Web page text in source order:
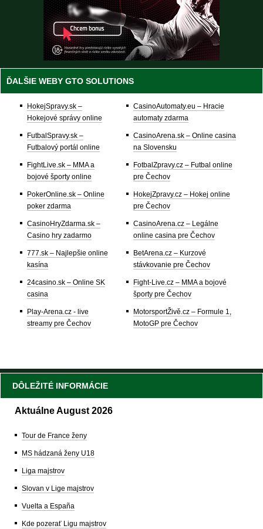
ĎALŠIE WEBY GTO SOLUTIONS
HokejSpravy.sk –
Hokejové správy online
FutbalSpravy.sk –
Futbalový portál online
FightLive.sk – MMA a
bojové športy online
PokerOnline.sk – Online
poker zdarma
CasinoHryZdarma.sk –
Casino hry zadarmo
777.sk – Najlepšie online
kasína
24casino.sk – Online SK
casina
Play-Arena.cz - live
streamy pre Čechov
CasinoAutomaty.eu – Hracie
automaty zdarma
CasinoArena.sk – Online casina
na Slovensku
FotbalZpravy.cz – Futbal online
pre Čechov
HokejZpravy.cz – Hokej online
pre Čechov
CasinoArena.cz – Legálne
online casina pre Čechov
BetArena.cz – Kurzové
stávkovanie pre Čechov
Fight-Live.cz – MMA a bojové
športy pre Čechov
MotorsportŽivě.cz – Formule 1,
MotoGP pre Čechov
DÔLEŽITÉ INFORMÁCIE
Aktuálne August 2026
Tour de France ženy
MS hádzaná ženy U18
Liga majstrov
Slovan v Lige majstrov
Vuelta a España
Kde pozerať Ligu majstrov